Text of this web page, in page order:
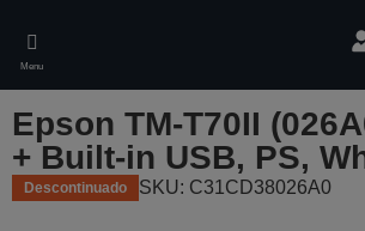
main
content
Menu
Epson TM-T70II
+ Built-in USB, PS,
Descontinuado SKU: C31CD38026A0